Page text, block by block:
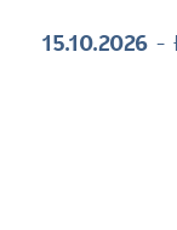
15.10.2026 -